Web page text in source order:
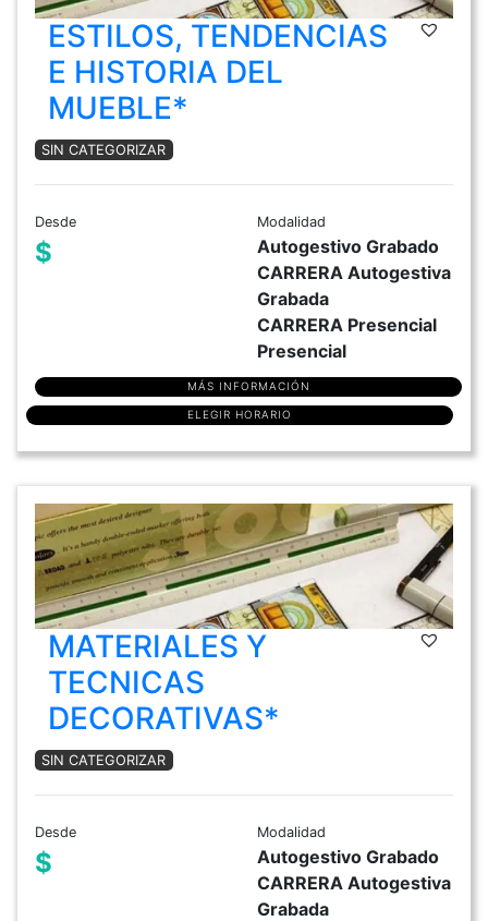
ESTILOS, TENDENCIAS
E HISTORIA DEL
MUEBLE*
SIN CATEGORIZAR
Desde
$
Modalidad
Autogestivo Grabado
CARRERA Autogestiva
Grabada
CARRERA Presencial
Presencial
MÁS INFORMACIÓN
ELEGIR HORARIO
MATERIALES Y
TECNICAS
DECORATIVAS*
SIN CATEGORIZAR
Desde
$
Modalidad
Autogestivo Grabado
CARRERA Autogestiva
Grabada